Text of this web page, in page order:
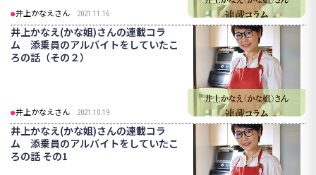
井上かなえさん 2021.11.16
井上かなえ(かな姐)さんの連載コラ
ム 添乗員のアルバイトをしていたこ
ろの話（その２）
井上かなえさん 2021.10.19
井上かなえ(かな姐)さんの連載コラ
ム 添乗員のアルバイトをしていたこ
ろの話 その1